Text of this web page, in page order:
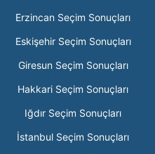
Erzincan Seçim Sonuçları
Eskişehir Seçim Sonuçları
Giresun Seçim Sonuçları
Hakkari Seçim Sonuçları
Iğdır Seçim Sonuçları
İstanbul Seçim Sonuçları